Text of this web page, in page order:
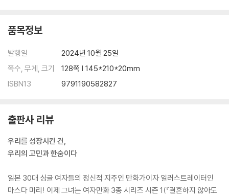
품목정보
발행일
2024년 10월 25일
쪽수, 무게, 크기
128쪽 | 145*210*20mm
ISBN13
9791190582827
출판사 리뷰
우리를 성장시킨 건,
우리의 고민과 한숨이다
일본 30대 싱글 여자들의 정신적 지주인 만화가이자 일러스트레이터인
마스다 미리! 이제 그녀는 여자만화 3종 시리즈 시즌 1(『결혼하지 않아도